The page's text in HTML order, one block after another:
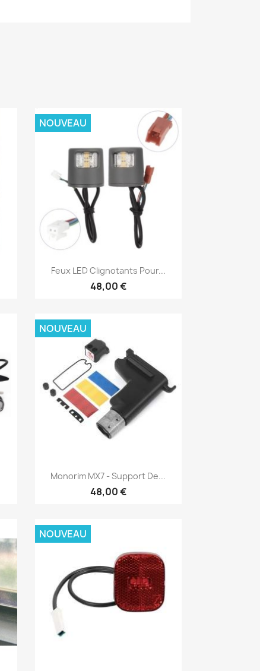
Aperçu rapide
Feux LED Clignotants Pour...
48,00 €
NOUVEAU
Aperçu rapide
Monorim MX7 - Support De...
48,00 €
NOUVEAU
NOUVEAU